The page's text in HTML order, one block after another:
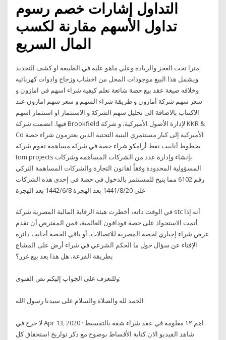
التداول إشارات خصم رسوم
تداول الأسهم مقارنة لكسب
المال السريع
مترا تحت العجز والزيادة وعلي ماهو عليه في الطبيعة او كشف التحديد
ويشمل هذا البيع موجودات المحل من اخشاب وزجاج وادوات كهربائية
وخلافه صيغة عقد بيع حصة شائعة تعلم كيفية شراء اسهم في امازون و
سعر سهم شركة أمازون و طريقة شراء السهم و سعر سهم امازون عند
الاكتتاب بالاضافة الى تحليل سهم الشركة و الاستثمار او استثمار اسهم
فيها. انضمت شركة Brookfield لإدارة الأصول الأميركية، و شركة KKR &
Co الأميركية إلى كبار مستثمري البنية التحتية الذين يعتزمون شراء حصة
بخطوط أنابيب نفط أرامكو شراء حصة في شركة مساهمة تقوم شركة
tom projects بإنشاء وإدارة عدد من الشركات المساهمة وشركات
المسؤولية المحدودة وفقاً لقانون التجارة والشركات المساهمة التركي
رقم 6102 مما يتيح للمستثمر بالدخول في حصة في إحدى هذه الشركات
على 20‏‏/8‏‏/1441 بعد الهجرة 8‏‏/6‏‏/1442 بعد الهجرة
في الوقت ذاته، أخطرت هيئة الرقابة المالية المصرية شركة stc أنه إذا
أتمت الاستحواذ على حصة فودافون العالمية، فمن المفترض أن تقدم
عرض شراء إجباري لحصة المصرية للاتصالات، أو باقي الحصة أجابت دائرة
الإفتاء عن سؤال حول ما الحكم الشرعي في شراء أرض على المشاع
بطريقة القرعة، هل هذا يعد بيع غرر؟
وللتعرف على الجواب إليكم نص الفتوى:
الحمد لله والصلاة والسلام على سيدنا رسول الله
لا حرج في Apr 13, 2020 · اهم ١٢ معلومة في عقد شراء شقة بالتقسيط
شاهد الفيديو الان كتابة الأقساط بوضوح مع ذكر تواريخ استحقاق كل